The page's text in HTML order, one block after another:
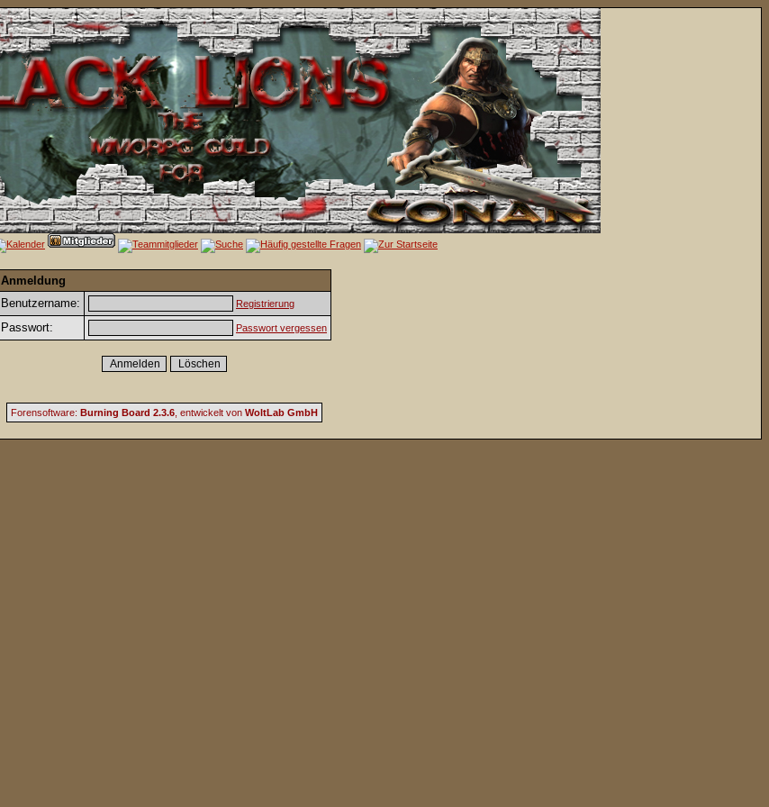
Anmeldung
Benutzername:
Registrierung
Passwort: Passwort vergessen
Forensoftware: Burning Board 2.3.6, entwickelt von WoltLab GmbH